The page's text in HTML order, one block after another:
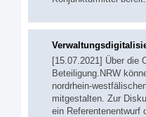
[15.07.2021] Über die
Beteiligung.NRW
nordrhein-
mitgestalten. Zur
ein Referentenentwurf